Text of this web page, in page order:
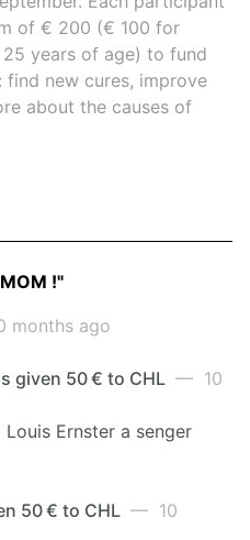
of € 200 (€ 100 for
years of age) to fund
find new cures, improve
about the causes of
!"
ago
given 50 € to CHL — 10
Ernster a senger
50 € to CHL — 10